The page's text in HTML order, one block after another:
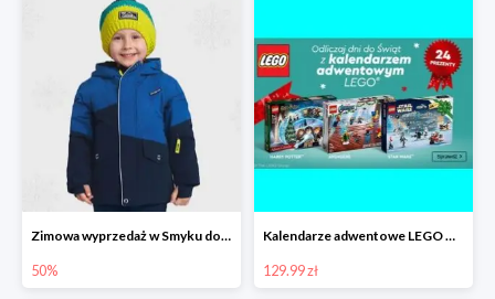
Zimowa wyprzedaż w Smyku do -50%
50%
Kalendarze adwentowe LEGO w Smyku w super cenie
129.99 zł